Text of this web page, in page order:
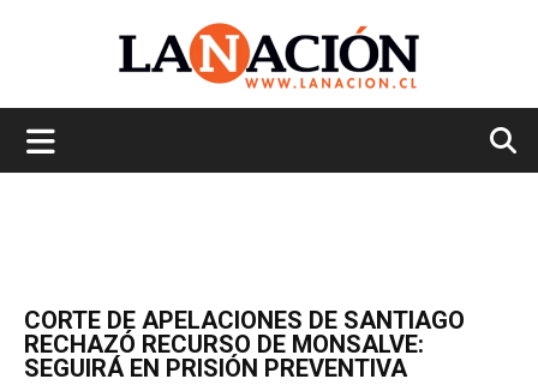
CORTE DE APELACIONES DE SANTIAGO
RECHAZÓ RECURSO DE MONSALVE:
SEGUIRÁ EN PRISIÓN PREVENTIVA